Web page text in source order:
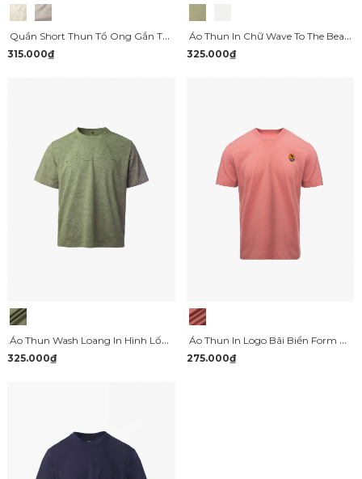
Quần Short Thun Tổ Ong Gắn Tag Silicon Form Regular QS071
315.000₫
Áo Thun In Chữ Wave To The Beach Form Relax AT174
325.000₫
Áo Thun Wash Loang In Hình Lốc Xoáy Form Relax AT173
325.000₫
Áo Thun In Logo Bãi Biển Form Slimfit AT170
275.000₫